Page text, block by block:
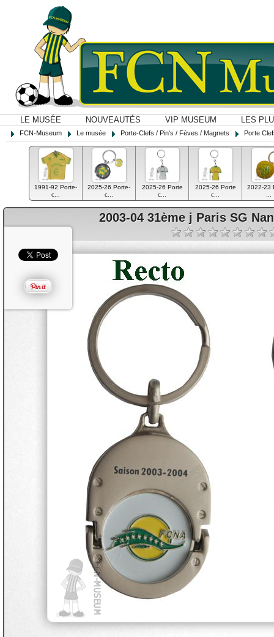
LE MUSÉE NOUVEAUTÉS VIP MUSEUM LES
FCN-Museum Le musée Porte-Clefs / Pin's / Fèves / Magnets Porte
1991-92 Porte-
c...
2025-26 Porte-
c...
2025-26 Porte
c...
2025-26 Porte
c...
2022-23
2003-04 31ème j Paris SG